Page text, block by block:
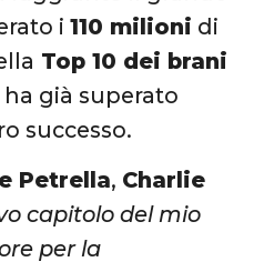
i110 milioni di
Top 10 dei brani
già superato
successo.
Petrella, Charlie
capitolo del mio
per la